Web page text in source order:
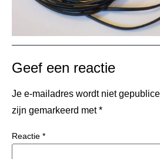
Geef een reactie
Je e-mailadres wordt niet
zijn gemarkeerd met*
Reactie *